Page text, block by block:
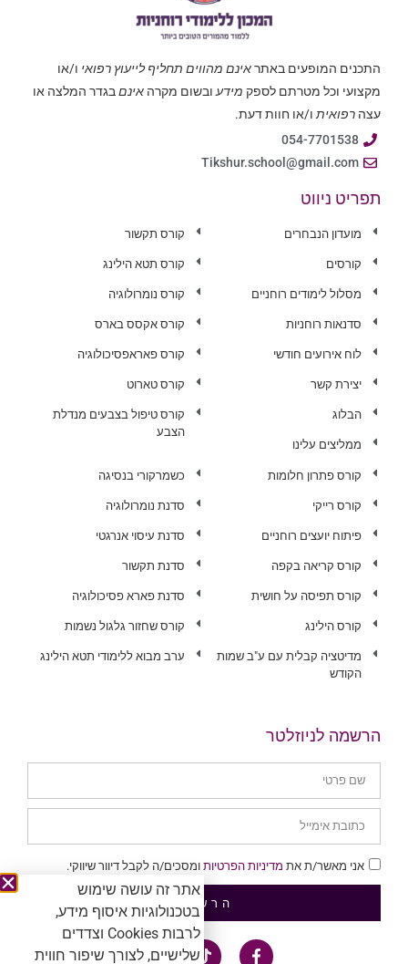
התכנים המופעים באתראינם מהווים תחליף לייעוץ רפואי ו/או
מקצועי וכל מטרתם לספק מידע ובשום מקרה אינםבגדר המלצה או
עצה רפואית ו/או חוות דעת.
054-7701538
Tikshur.school@gmail.com
תפריט ניווט
מועדון הנבחרים
קורסים
מסלול לימודים רוחניים
סדנאות רוחניות
לוח אירועים חודשי
יצירת קשר
הבלוג
ממליצים עלינו
קורס תקשור
קורס תטא הילינג
קורס נומרולוגיה
קורס אקסס בארס
קורס פאראפסיכולוגיה
קורס טארוט
קורס טיפול בצבעים מנדלת
הצבע
קורס פתרון חלומות
קורס רייקי
פיתוח יועצים רוחניים
קורס קריאה בקפה
קורס תפיסה על חושית
קורס הילינג
מדיטציה קבלית עם ע"ב שמות
הקודש
כשמרקורי בנסיגה
סדנת נומרולוגיה
סדנת עיסוי אנרגטי
סדנת תקשור
סדנת פארא פסיכולוגיה
קורס שחזור גלגול נשמות
ערב מבוא ללימודי תטא הילינג
הרשמה לניוזלטר
אני מאשר/ת את מדיניות הפרטיות ומסכים/ה לקבל דיוור שיווקי.
הרשמה
אתר זה עושה שימוש
בטכנולוגיות איסוף מידע,
לרבות Cookies וצדדים
שלישיים, לצורך שיפור חווית